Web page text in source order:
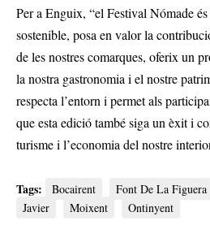
Per a Enguix, “el Festival Nómade
sostenible, posa en valor la
de les nostres comarques, oferix un
la nostra gastronomia i el nostre
respecta l’entorn i permet als
que esta edició també siga un èxit i
turisme i l’economia del nostre
Tags: Bocairent Font De La Figuera
Javier
Moixent Ontinyent